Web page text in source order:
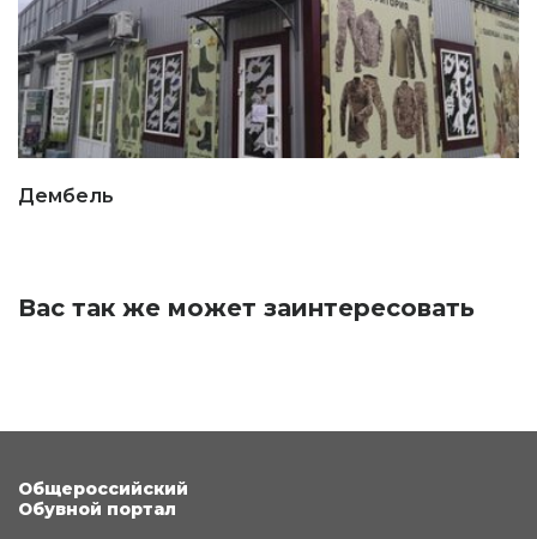
Дембель
Вас так же может заинтересовать
Общероссийский
Обувной портал